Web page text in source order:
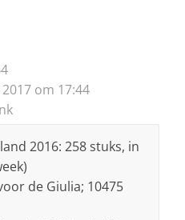
om 17:44
2016: 258 stuks, in
de Giulia; 10475